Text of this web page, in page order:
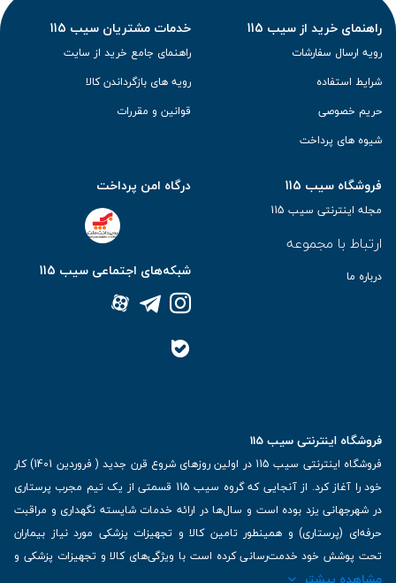
راهنمای خرید از سیب 115
رویه ارسال سفارشات
شرایط استفاده
حریم خصوصی
شیوه های پرداخت
خدمات مشتریان سیب 115
راهنمای جامع خرید از سایت
رویه های بازگرداندن کالا
قوانین و مقررات
فروشگاه سیب 115
مجله اینترنتی سیب 115
ارتباط با مجموعه
درباره ما
درگاه امن پرداخت
شبکه‌های اجتماعی سیب 115
فروشگاه اینترنتی سیب 115
فروشگاه اینترنتی سیب 115 در اولین روزهای شروع قرن جدید ( فروردین 1401) کار
خود را آغاز کرد. از آنجایی که گروه سیب 115 قسمتی از یک تیم مجرب پرستاری
در شهرجهانی یزد بوده است و سال‌ها در ارائه خدمات شایسته نگهداری و مراقبت
حرفه‌ای (پرستاری) و همینطور تامین کالا و تجهیزات پزشکی مورد نیاز بیماران
تحت پوشش خود خدمت‌رسانی کرده است با ویژگی‌های کالا و تجهیزات پزشکی و
برترین برندهای موجود در بازار اطلاعات بسیار ارزشمندی را دارا می‌باشد
مشاهده بیشتر